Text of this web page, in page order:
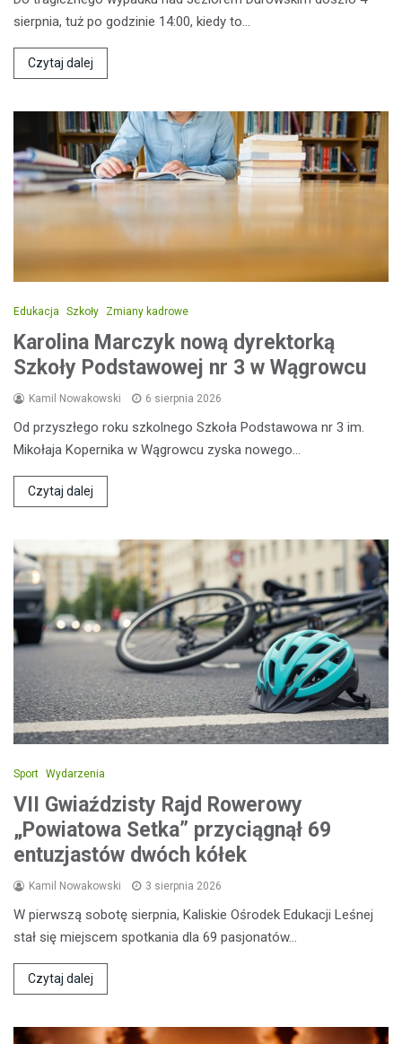
sierpnia, tuż po godzinie 14:00, kiedy to…
Czytaj dalej
Edukacja Szkoły Zmiany kadrowe
Karolina Marczyk nową dyrektorką
Szkoły Podstawowej nr 3 w Wągrowcu
Kamil Nowakowski 6 sierpnia 2026
Od przyszłego roku szkolnego Szkoła Podstawowa nr 3 im.
Mikołaja Kopernika w Wągrowcu zyska nowego…
Czytaj dalej
Sport Wydarzenia
VII Gwiaździsty Rajd Rowerowy
„Powiatowa Setka” przyciągnął 69
entuzjastów dwóch kółek
Kamil Nowakowski 3 sierpnia 2026
W pierwszą sobotę sierpnia, Kaliskie Ośrodek Edukacji Leśnej
stał się miejscem spotkania dla 69 pasjonatów…
Czytaj dalej